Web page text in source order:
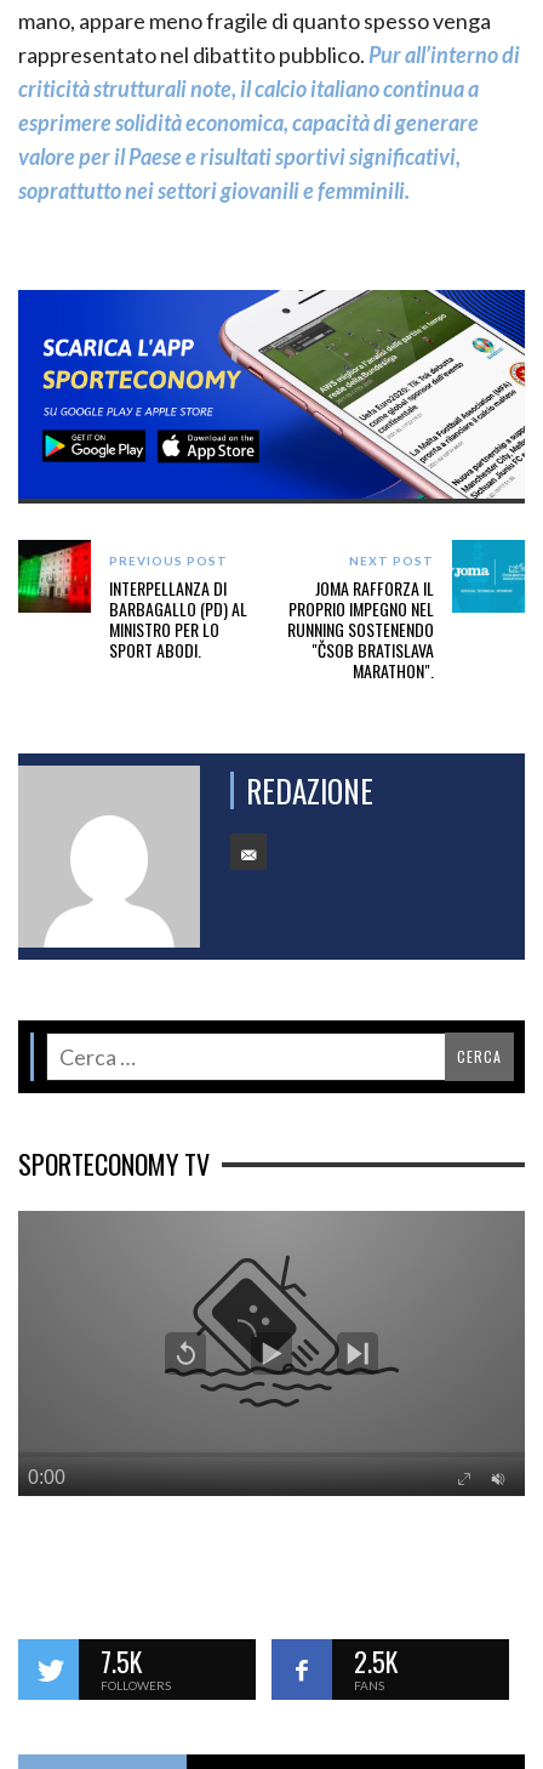
mano, appare meno fragile di quanto spesso venga
rappresentato nel dibattito pubblico. Pur all’interno di
criticità strutturali note, il calcio italiano continua a
esprimere solidità economica, capacità di generare
valore per il Paese e risultati sportivi significativi,
soprattutto nei settori giovanili e femminili.
PREVIOUS POST
INTERPELLANZA DI
BARBAGALLO (PD) AL
MINISTRO PER LO
SPORT ABODI.
NEXT POST
JOMA RAFFORZA IL
PROPRIO IMPEGNO NEL
RUNNING SOSTENENDO
"ČSOB BRATISLAVA
MARATHON".
REDAZIONE
SPORTECONOMY TV
7.5K
FOLLOWERS
2.5K
FANS